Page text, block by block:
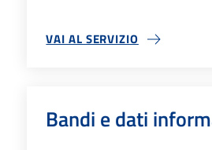
VAI AL SERVIZIO
PAGAMENTI E ATTI DI
Bandi e dati